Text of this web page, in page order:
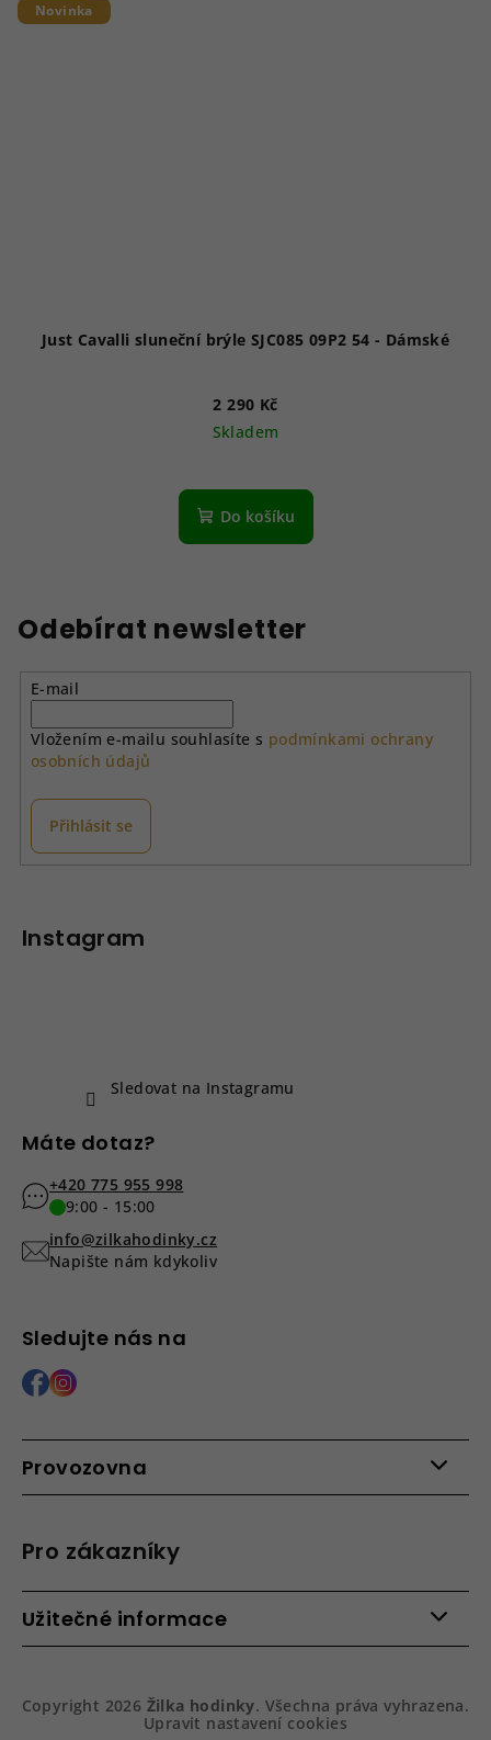
Novinka
Just Cavalli sluneční brýle SJC085 09P2 54 - Dámské
2 290 Kč
Skladem
Do košíku
Odebírat newsletter
E-mail
Vložením e-mailu souhlasíte s podmínkami ochrany
osobních údajů
Přihlásit se
Pro zákazníky
Věrnostní program
Obchodní podmínky
Instagram
Sledovat na Instagramu
Máte dotaz?
+420 775 955 998
9:00 - 15:00
info@zilkahodinky.cz
Napište nám kdykoliv
Sledujte nás na
Provozovna
Roháčova 639, 390 02 Tábor
Užitečné informace
Dárkové balení hodinek
Copyright 2026 Žilka hodinky. Všechna práva vyhrazena.
Upravit nastavení cookies